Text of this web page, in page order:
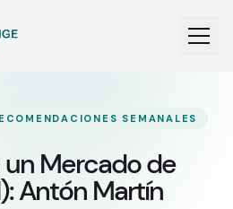
SEMANALES
Mercado de
Antón Martín